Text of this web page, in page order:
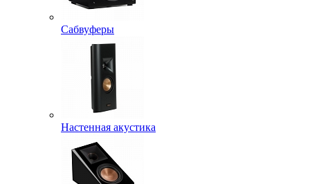
Сабвуферы
Настенная акустика